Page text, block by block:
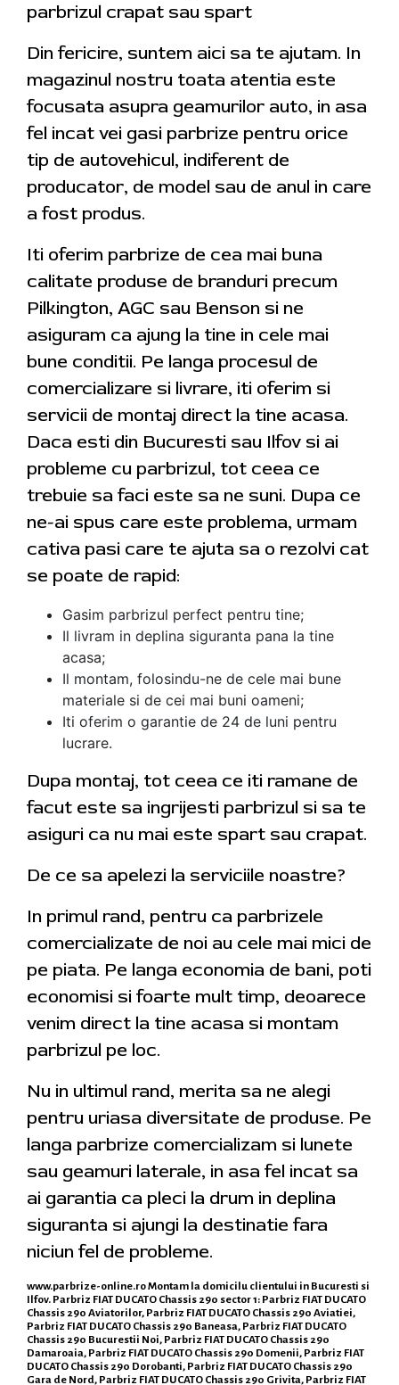
parbrizul crapat sau spart
Din fericire, suntem aici sa te ajutam. In
magazinul nostru toata atentia este
focusata asupra geamurilor auto, in asa
fel incat vei gasi parbrize pentru orice
tip de autovehicul, indiferent de
producator, de model sau de anul in care
a fost produs.
Iti oferim parbrize de cea mai buna
calitate produse de branduri precum
Pilkington, AGC sau Benson si ne
asiguram ca ajung la tine in cele mai
bune conditii. Pe langa procesul de
comercializare si livrare, iti oferim si
servicii de montaj direct la tine acasa.
Daca esti din Bucuresti sau Ilfov si ai
probleme cu parbrizul, tot ceea ce
trebuie sa faci este sa ne suni. Dupa ce
ne-ai spus care este problema, urmam
cativa pasi care te ajuta sa o rezolvi cat
se poate de rapid:
Gasim parbrizul perfect pentru tine;
Il livram in deplina siguranta pana la tine
acasa;
Il montam, folosindu-ne de cele mai bune
materiale si de cei mai buni oameni;
Iti oferim o garantie de 24 de luni pentru
lucrare.
Dupa montaj, tot ceea ce iti ramane de
facut este sa ingrijesti parbrizul si sa te
asiguri ca nu mai este spart sau crapat.
De ce sa apelezi la serviciile noastre?
In primul rand, pentru ca parbrizele
comercializate de noi au cele mai mici de
pe piata. Pe langa economia de bani, poti
economisi si foarte mult timp, deoarece
venim direct la tine acasa si montam
parbrizul pe loc.
Nu in ultimul rand, merita sa ne alegi
pentru uriasa diversitate de produse. Pe
langa parbrize comercializam si lunete
sau geamuri laterale, in asa fel incat sa
ai garantia ca pleci la drum in deplina
siguranta si ajungi la destinatie fara
niciun fel de probleme.
www.parbrize-online.roMontam la domicilu clientului in Bucuresti si
Ilfov. Parbriz FIAT DUCATO Chassis 290 sector 1: Parbriz FIAT DUCATO
Chassis 290 Aviatorilor, Parbriz FIAT DUCATO Chassis 290 Aviatiei,
Parbriz FIAT DUCATO Chassis 290 Baneasa, Parbriz FIAT DUCATO
Chassis 290 Bucurestii Noi, Parbriz FIAT DUCATO Chassis 290
Damaroaia, Parbriz FIAT DUCATO Chassis 290 Domenii, Parbriz FIAT
DUCATO Chassis 290 Dorobanti, Parbriz FIAT DUCATO Chassis 290
Gara de Nord, Parbriz FIAT DUCATO Chassis 290 Grivita, Parbriz FIAT